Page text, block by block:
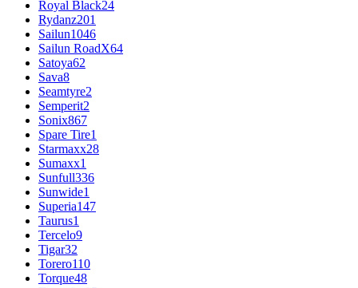
Royal Black24
Rydanz201
Sailun1046
Sailun RoadX64
Satoya62
Sava8
Seamtyre2
Semperit2
Sonix867
Spare Tire1
Starmaxx28
Sumaxx1
Sunfull336
Sunwide1
Superia147
Taurus1
Tercelo9
Tigar32
Torero110
Torque48